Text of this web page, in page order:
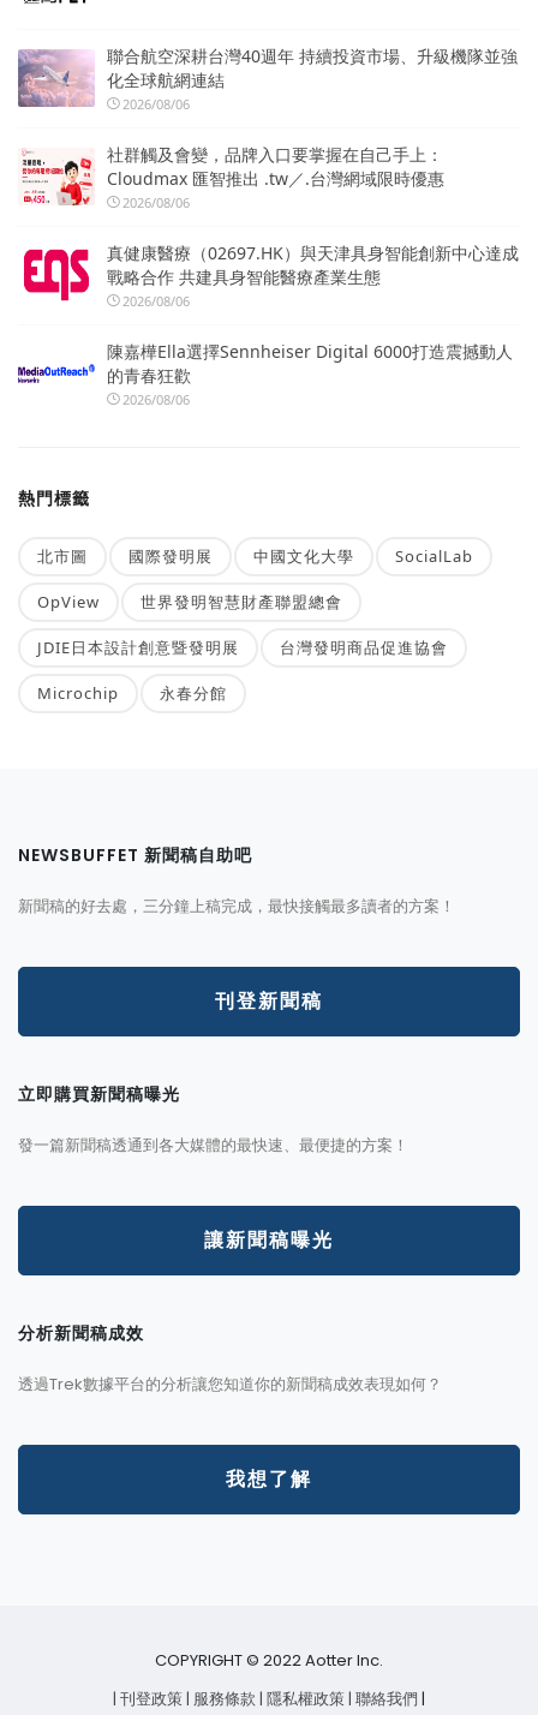
聯合航空深耕台灣40週年 持續投資市場、升級機隊並強
化全球航網連結
2026/08/06
社群觸及會變，品牌入口要掌握在自己手上：
Cloudmax 匯智推出 .tw／.台灣網域限時優惠
2026/08/06
真健康醫療（02697.HK）與天津具身智能創新中心達成
戰略合作 共建具身智能醫療產業生態
2026/08/06
陳嘉樺Ella選擇Sennheiser Digital 6000打造震撼動人
的青春狂歡
2026/08/06
熱門標籤
北市圖 國際發明展 中國文化大學 SocialLab
OpView 世界發明智慧財產聯盟總會
JDIE日本設計創意暨發明展 台灣發明商品促進協會
Microchip 永春分館
NEWSBUFFET 新聞稿自助吧
新聞稿的好去處，三分鐘上稿完成，最快接觸最多讀者的方案！
刊登新聞稿
立即購買新聞稿曝光
發一篇新聞稿透通到各大媒體的最快速、最便捷的方案！
讓新聞稿曝光
分析新聞稿成效
透過Trek數據平台的分析讓您知道你的新聞稿成效表現如何？
我想了解
COPYRIGHT © 2022 Aotter Inc.
| 刊登政策| 服務條款 | 隱私權政策| 聯絡我們 |